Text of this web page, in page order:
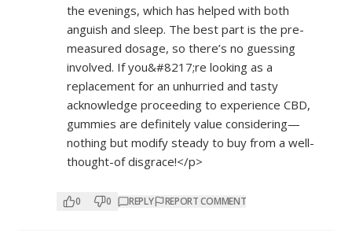
the evenings, which has helped with both
anguish and sleep. The best part is the pre-
measured dosage, so there’s no guessing
involved. If you&#8217;re looking as a
replacement for an unhurried and tasty
acknowledge proceeding to experience CBD,
gummies are definitely value considering—
nothing but modify steady to buy from a well-
thought-of disgrace!</p>
0 0 REPLY REPORT COMMENT